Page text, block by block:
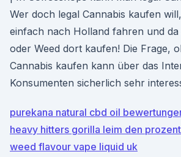
Wer doch legal Cannabis kaufen
einfach nach Holland fahren und da
oder Weed dort kaufen! Die Frage,
Cannabis kaufen kann über das
Konsumenten sicherlich sehr
purekana natural cbd oil
heavy hitters gorilla leim den
weed flavour vape liquid uk